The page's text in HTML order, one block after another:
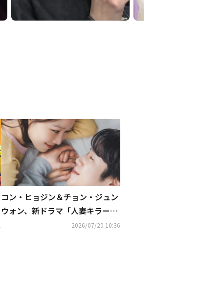
コン・ヒョジン＆チョン・ジュン
ウォン、新ドラマ「人妻キラー」
甘い雰囲気のポスターが話題
2026/07/20 10:36